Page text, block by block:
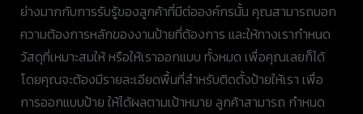
ย่างมากกับการรับรู้ของลูกค้าที่มีต่อองค์กรนั้น คุณสามารถบอก
ความต้องการหลักของงานป้ายที่ต้องการ และให้ทางเรากำหนด
วัสดุที่เหมาะสมให้ หรือให้เราออกแบบ ทั้งหมด เพื่อคุณเลยก็ได้
โดยคุณจะต้องมีรายละเอียดพื้นที่สำหรับติดตั้งป้ายให้เรา เพื่อ
การออกแบบป้าย ให้ได้ผลตามเป้าหมาย ลูกค้าสามารถ กำหนด